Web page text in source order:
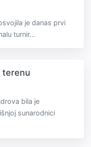
je danas prvi
turnir...
terenu
bila je
sunarodnici